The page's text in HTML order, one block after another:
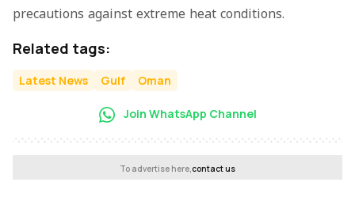
precautions against extreme heat conditions.
Related tags:
Latest News Gulf Oman
Join WhatsApp Channel
To advertise here,contact us